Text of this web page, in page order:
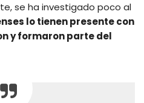
se ha investigado poco al
lo tienen presente con
y formaron parte del